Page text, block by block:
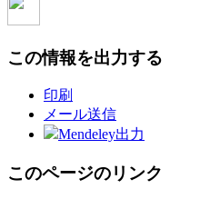
この情報を出力する
印刷
メール送信
Mendeley出力
このページのリンク